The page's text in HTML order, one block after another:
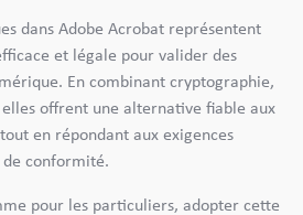
dans Adobe Acrobat représentent
et légale pour valider des
En combinant cryptographie,
offrent une alternative fiable aux
en répondant aux exigences
conformité.
pour les particuliers, adopter cette